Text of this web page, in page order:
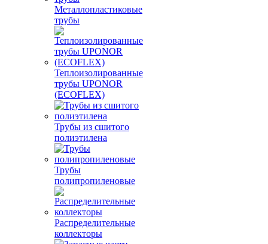
Металлопластиковые
трубы
Теплоизолированные
трубы UPONOR
(ECOFLEX)
Трубы из сшитого
полиэтилена
Трубы
полипропиленовые
Распределительные
коллекторы